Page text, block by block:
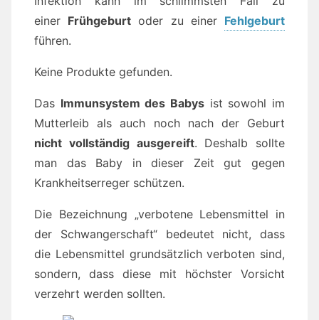
einer Frühgeburt oder zu einer Fehlgeburt
führen.
Keine Produkte gefunden.
Das Immunsystem des Babys ist sowohl im
Mutterleib als auch noch nach der Geburt
nicht vollständig ausgereift. Deshalb sollte
man das Baby in dieser Zeit gut gegen
Krankheitserreger schützen.
Die Bezeichnung „verbotene Lebensmittel in
der Schwangerschaft“ bedeutet nicht, dass
die Lebensmittel grundsätzlich verboten sind,
sondern, dass diese mit höchster Vorsicht
verzehrt werden sollten.